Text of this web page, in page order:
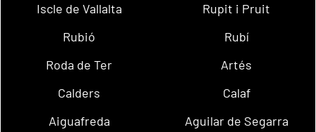
Iscle de Vallalta
Rupit i Pruit
Rubió
Rubí
Roda de Ter
Artés
Calders
Calaf
Aiguafreda
Aguilar de Segarra